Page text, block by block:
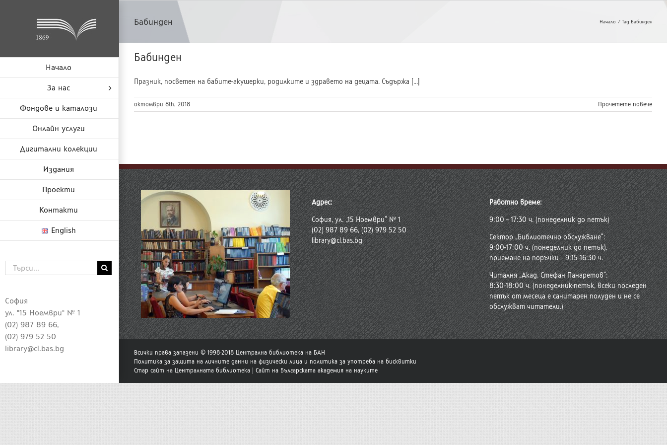
Начало
За нас
Фондове и каталози
Онлайн услуги
Дигитални колекции
Издания
Проекти
Контакти
English
София
ул. "15 Ноември" № 1
(02) 987 89 66,
(02) 979 52 50
library@cl.bas.bg
Търсене
...
Бабинден Начало Tag:Бабинден
Бабинден
Празник, посветен на бабите-акушерки, родилките и здравето на децата. Съдържа [...]
октомври 8th, 2018 Прочетете повече
Адрес:
София, ул. „15 Ноември“ № 1
(02) 987 89 66, (02) 979 52 50
library@cl.bas.bg
Работно време:
9:00 – 17:30 ч. (понеделник до петък)
Сектор „Библиотечно обслужване“:
9:00-17:00 ч. (понеделник до петък),
приемане на поръчки – 9:15-16:30 ч.
Читалня „Акад. Стефан Панаретов“:
8:30-18:00 ч. (понеделник-петък, всеки последен
петък от месеца е санитарен полуден и не се
обслужват читатели.)
Всички права запазени © 1998-2018 Централна библиотека на БАН
Политика за защита на личните данни на физически лица и политика за употреба на бисквитки
Стар сайт на Централната библиотека
Сайт на Българската академия на науките